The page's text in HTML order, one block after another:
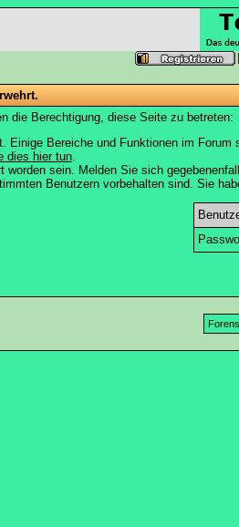
die Berechtigung, diese Seite zu betreten:
Einige Bereiche und Funktionen im
dies hier tun.
worden sein. Melden Sie sich
Benutzern vorbehalten sind. Sie